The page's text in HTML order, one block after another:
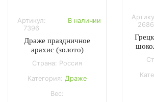
Артикул:
7396
В наличии
Драже праздничное
арахис (золото)
Страна: Россия
Категория: Драже
Вес:
2686